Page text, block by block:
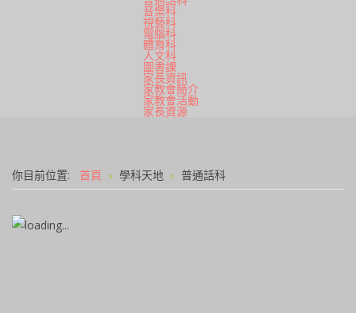
音樂科
視藝科
電腦科
體育科
人文科
圖書課
家長資訊
家教會簡介
家教會活動
家長資源
你目前位置: 首頁 學科天地 普通話科